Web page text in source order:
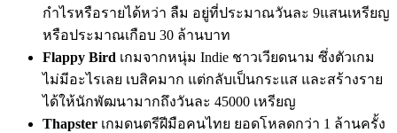
กำไรหรือรายได้หว่า ลืม อยู่ที่ประมาณวันละ 9แสนเหรียญ
หรือประมาณเกือบ 30 ล้านบาท
Flappy Bird เกมจากหนุ่ม Indie ชาวเวียดนาม ซึ่งตัวเกม
ไม่มีอะไรเลย เบสิคมาก แต่กลับเป็นกระแส และสร้างราย
ได้ให้นักพัฒนามากถึงวันละ 45000 เหรียญ
Thapster เกมดนตรีฝีมือคนไทย ยอดโหลดกว่า 1 ล้านครั้ง